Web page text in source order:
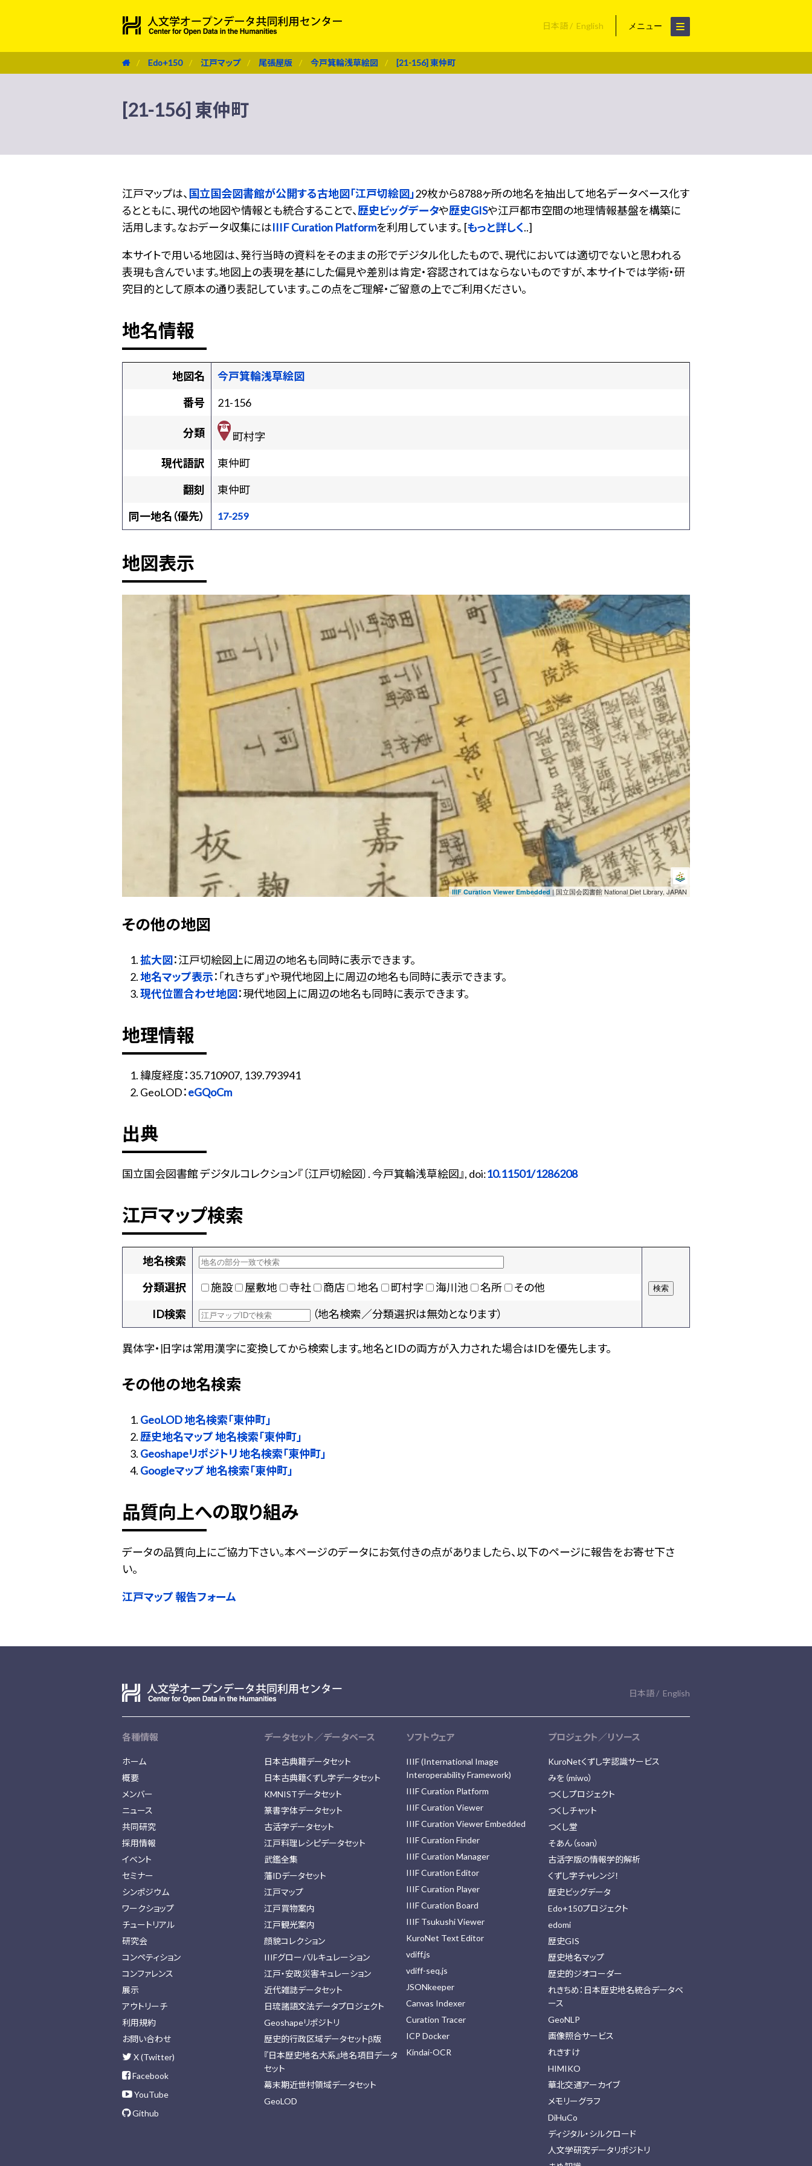
日本語 English メニュー
Edo+150 江戸マップ 尾張屋版 今戸箕輪浅草絵図 [21-156] 東仲町
[21-156] 東仲町
江戸マップは、 国立国会図書館が公開する古地図「江戸切絵図」29枚から8788ヶ所の地名を抽出して地名データベース化す
るとともに、現代の地図や情報とも統合することで、歴史ビッグデータや歴史GISや江戸都市空間の地理情報基盤を構築に
活用します。なおデータ収集にはIIIF Curation Platformを利用しています。 [もっと詳しく..]
本サイトで用いる地図は、発行当時の資料をそのままの形でデジタル化したもので、現代においては適切でないと思われる
表現も含んでいます。地図上の表現を基にした偏見や差別は肯定・容認されてはならないものですが、本サイトでは学術・研
究目的として原本の通り表記しています。この点をご理解・ご留意の上でご利用ください。
地名情報
地図名
今戸箕輪浅草絵図
番号
21-156
分類
町村字
現代語訳
東仲町
翻刻
東仲町
同一地名（優先）
17-259
地図表示
IIIF Curation Viewer Embedded | 国立国会図書館 National Diet Library, JAPAN
その他の地図
拡大図：江戸切絵図上に周辺の地名も同時に表示できます。
地名マップ表示：「れきちず」や現代地図上に周辺の地名も同時に表示できます。
現代位置合わせ地図：現代地図上に周辺の地名も同時に表示できます。
地理情報
緯度経度：35.710907, 139.793941
GeoLOD：eGQoCm
出典
国立国会図書館 デジタルコレクション『〔江戸切絵図〕. 今戸箕輪浅草絵図』, doi:10.11501/1286208
江戸マップ検索
地名検索
分類選択
施設 屋敷地 寺社 商店 地名 町村字 海川池 名所
その他
ID検索
（地名検索／分類選択は無効となります）
異体字・旧字は常用漢字に変換してから検索します。地名とIDの両方が入力された場合はIDを優先します。
その他の地名検索
GeoLOD 地名検索「東仲町」
歴史地名マップ 地名検索「東仲町」
Geoshapeリポジトリ 地名検索「東仲町」
Googleマップ 地名検索「東仲町」
品質向上への取り組み
データの品質向上にご協力下さい。本ページのデータにお気付きの点がありましたら、以下のページに報告をお寄せ下さ
い。
江戸マップ 報告フォーム
日本語 English
各種情報
ホーム
概要
メンバー
ニュース
共同研究
採用情報
イベント
セミナー
シンポジウム
ワークショップ
チュートリアル
研究会
コンペティション
コンファレンス
展示
アウトリーチ
利用規約
お問い合わせ
X (Twitter)
Facebook
YouTube
Github
データセット／データベース
日本古典籍データセット
日本古典籍くずし字データセット
KMNISTデータセット
篆書字体データセット
古活字データセット
江戸料理レシピデータセット
武鑑全集
藩IDデータセット
江戸マップ
江戸買物案内
江戸観光案内
顔貌コレクション
IIIFグローバルキュレーション
江戸・安政災害キュレーション
近代雑誌データセット
日琉諸語文法データプロジェクト
Geoshapeリポジトリ
歴史的行政区域データセットβ版
『日本歴史地名大系』地名項目データ
セット
幕末期近世村領域データセット
GeoLOD
ソフトウェア
IIIF (International Image
Interoperability Framework)
IIIF Curation Platform
IIIF Curation Viewer
IIIF Curation Viewer Embedded
IIIF Curation Finder
IIIF Curation Manager
IIIF Curation Editor
IIIF Curation Player
IIIF Curation Board
IIIF Tsukushi Viewer
KuroNet Text Editor
vdiff.js
vdiff-seq.js
JSONkeeper
Canvas Indexer
Curation Tracer
ICP Docker
Kindai-OCR
プロジェクト／リソース
KuroNetくずし字認識サービス
みを（miwo）
つくしプロジェクト
つくしチャット
つくし堂
そあん（soan）
古活字版の情報学的解析
くずし字チャレンジ！
歴史ビッグデータ
Edo+150プロジェクト
edomi
歴史GIS
歴史地名マップ
歴史的ジオコーダー
れきちめ：日本歴史地名統合データベ
ース
GeoNLP
画像照合サービス
れきすけ
HIMIKO
華北交通アーカイブ
メモリーグラフ
DiHuCo
ディジタル・シルクロード
人文学研究データリポジトリ